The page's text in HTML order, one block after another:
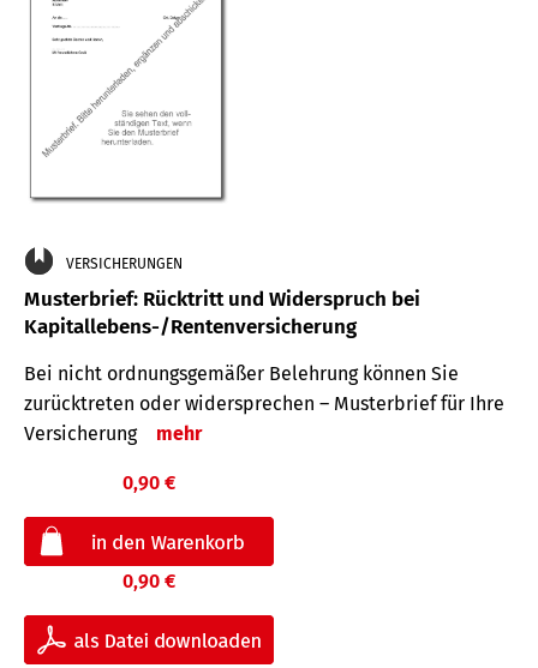
VERSICHERUNGEN
Musterbrief: Rücktritt und Widerspruch bei
Kapitallebens-/Rentenversicherung
Bei nicht ordnungsgemäßer Belehrung können Sie
zurücktreten oder widersprechen – Musterbrief für Ihre
Versicherung
mehr
0,90 €
0,90 €